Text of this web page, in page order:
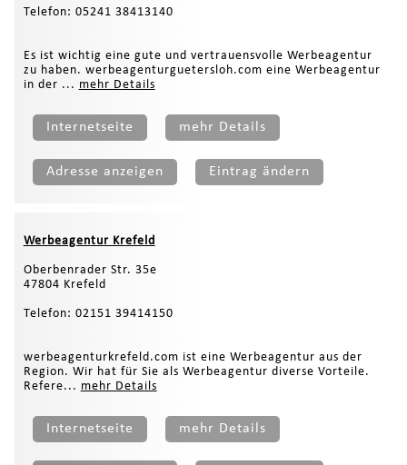
Telefon: 05241 38413140
Es ist wichtig eine gute und vertrauensvolle Werbeagentur
zu haben. werbeagenturguetersloh.com eine Werbeagentur
in der ... mehr Details
Internetseite mehr Details
Adresse anzeigen Eintrag ändern
Werbeagentur Krefeld
Oberbenrader Str. 35e
47804 Krefeld
Telefon: 02151 39414150
werbeagenturkrefeld.com ist eine Werbeagentur aus der
Region. Wir hat für Sie als Werbeagentur diverse Vorteile.
Refere... mehr Details
Internetseite mehr Details